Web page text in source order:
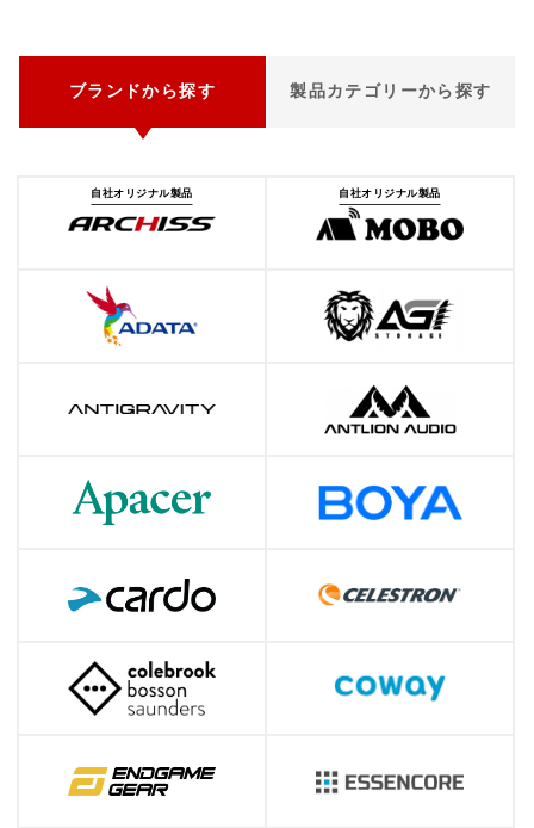
ブランドから探す 製品カテゴリーから探す
自社オリジナル製品 自社オリジナル製品